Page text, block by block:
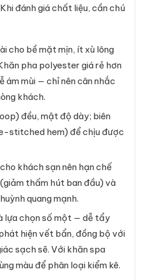
đánh giá chất liệu, cần chú
cho bề mặt mịn, ít xù lông
pha polyester giá rẻ hơn
ám mùi — chỉ nên cân nhắc
khách.
đều, mật độ dày; biên
stitched hem) để chịu được
khách sạn nên hạn chế
thấm hút ban đầu) và
quang mạnh.
lựa chọn số một — dễ tẩy
hiện vết bẩn, đồng bộ với
sạch sẽ. Với khăn spa
màu để phân loại kiểm kê.